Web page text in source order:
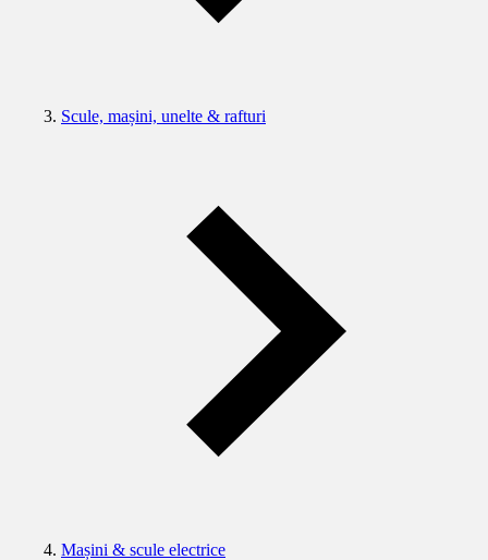
Scule, mașini, unelte & rafturi
Mașini & scule electrice